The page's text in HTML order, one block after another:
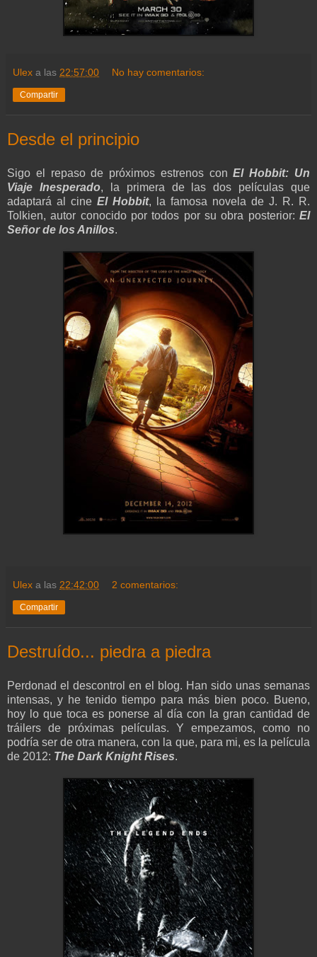
Ulex a las 22:57:00 No hay comentarios:
Compartir
Desde el principio
Sigo el repaso de próximos estrenos conEl Hobbit: Un
Viaje Inesperado, la primera de las dos películas que
adaptará al cine El Hobbit, la famosa novela de J. R. R.
Tolkien, autor conocido por todos por su obra posterior: El
Señor de los Anillos.
Ulex a las 22:42:00 2 comentarios:
Compartir
Destruído... piedra a piedra
Perdonad el descontrol en el blog. Han sido unas semanas
intensas, y he tenido tiempo para más bien poco. Bueno,
hoy lo que toca es ponerse al día con la gran cantidad de
tráilers de próximas películas. Y empezamos, como no
podría ser de otra manera, con la que, para mi, es la película
de 2012: The Dark Knight Rises.